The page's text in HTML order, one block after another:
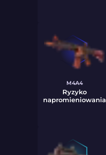
M4A4
Ryzyko
napromieniowania